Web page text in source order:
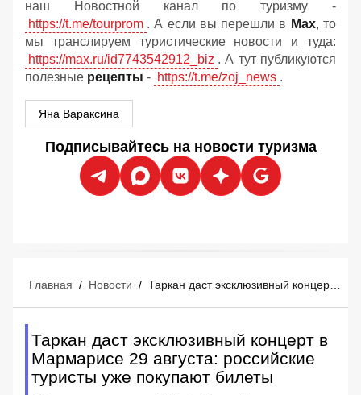
наш Новостной канал по туризму -
https://t.me/tourprom . А если вы перешли в Мах, то
мы транслируем туристические новости и туда:
https://max.ru/id7743542912_biz . А тут публикуются
полезные рецепты - https://t.me/zoj_news .
Яна Вараксина
Подписывайтесь на новости туризма
Главная / Новости / Таркан даст эксклюзивный концерт в Мармарисе 29 августа: российские туристы уже покупают билеты
Таркан даст эксклюзивный концерт в
Мармарисе 29 августа: российские
туристы уже покупают билеты